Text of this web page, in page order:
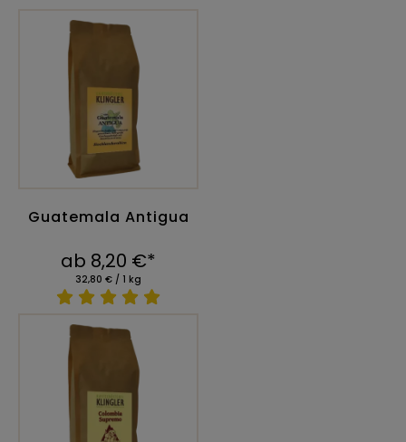
Guatemala Antigua
ab 8,20 €*
32,80 € / 1 kg